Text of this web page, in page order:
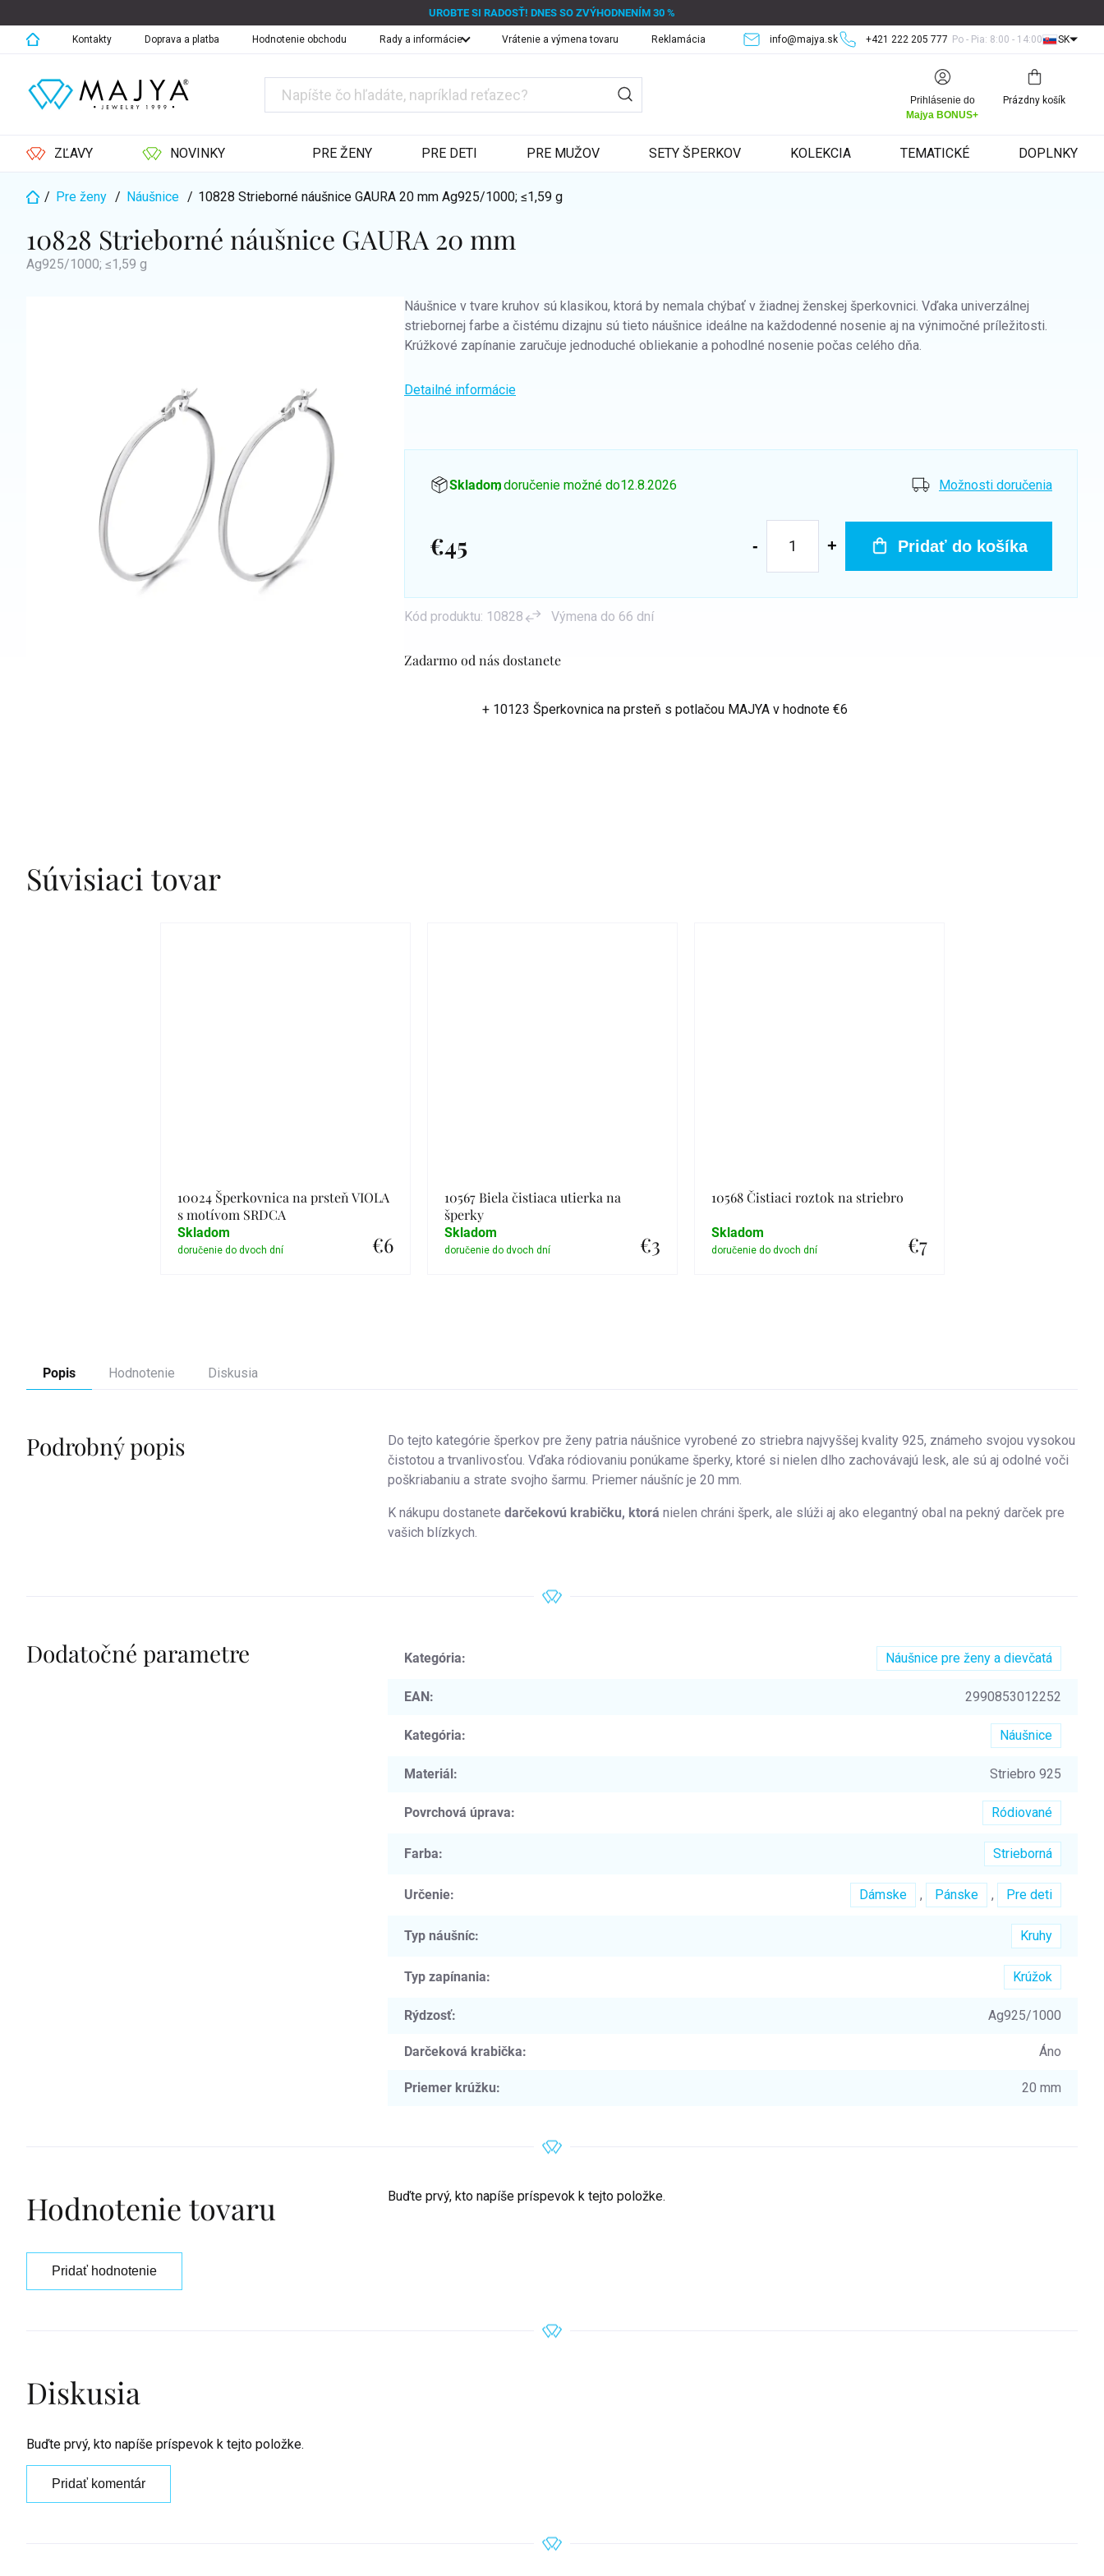
na
obsah
UROBTE SI RADOSŤ! DNES SO ZVÝHODNENÍM 30 %
+421 222 205 777 Po - Pia: 8:00 - 14:00
info@majya.sk
Kontakty Doprava a platba Hodnotenie obchodu Rady a informácie Vrátenie a výmena tovaru Reklamácia SK
Prihlásenie do
Majya BONUS+
Nákupný
košík
Prázdny košík
ZĽAVY NOVINKY PRE ŽENY PRE DETI PRE MUŽOV SETY ŠPERKOV KOLEKCIA TEMATICKÉ DOPLNKY
Domov
/ Pre ženy / Náušnice / 10828 Strieborné náušnice GAURA 20 mmAg925/1000; ≤1,59 g
10828 Strieborné náušnice GAURA 20 mm
Ag925/1000; ≤1,59 g
Zadarmo od nás dostanete
+ 10123 Šperkovnica na prsteň s potlačou MAJYA v hodnote €6
Náušnice v tvare kruhov sú klasikou, ktorá by nemala chýbať v žiadnej ženskej šperkovnici. Vďaka univerzálnej
striebornej farbe a čistému dizajnu sú tieto náušnice ideálne na každodenné nosenie aj na výnimočné príležitosti.
Krúžkové zapínanie zaručuje jednoduché obliekanie a pohodlné nosenie počas celého dňa.
Detailné informácie
Skladom, doručenie možné do12.8.2026 Možnosti doručenia
€45 Pridať do košíka
Kód produktu: 10828 Výmena do 66 dní
Súvisiaci tovar
10024 Šperkovnica na prsteň VIOLA
s motívom SRDCA
€6
Skladom
10567 Biela čistiaca utierka na
šperky
€3
Skladom
10568 Čistiaci roztok na striebro
€7
Skladom
Popis Hodnotenie Diskusia
Podrobný popis
Do tejto kategórie šperkov pre ženy patria náušnice vyrobené zo striebra najvyššej kvality 925, známeho svojou vysokou
čistotou a trvanlivosťou. Vďaka ródiovaniu ponúkame šperky, ktoré si nielen dlho zachovávajú lesk, ale sú aj odolné voči
poškriabaniu a strate svojho šarmu. Priemer náušníc je 20 mm.
K nákupu dostanete darčekovú krabičku, ktorá nielen chráni šperk, ale slúži aj ako elegantný obal na pekný darček pre
vašich blízkych.
Dodatočné parametre Kategória: Náušnice pre ženy a dievčatá
EAN: 2990853012252
Kategória: Náušnice
Materiál: Striebro 925
Povrchová úprava: Ródiované
Farba: Strieborná
Určenie: Dámske , Pánske , Pre deti
Typ náušníc: Kruhy
Typ zapínania: Krúžok
Rýdzosť: Ag925/1000
Darčeková krabička: Áno
Priemer krúžku: 20 mm
Hodnotenie tovaru Buďte prvý, kto napíše príspevok k tejto položke.
Pridať hodnotenie
Diskusia
Buďte prvý, kto napíše príspevok k tejto položke.
Pridať komentár